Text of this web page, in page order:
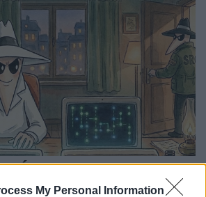
My Personal Information
És nem teázni jövünk.
•2026. május 28.